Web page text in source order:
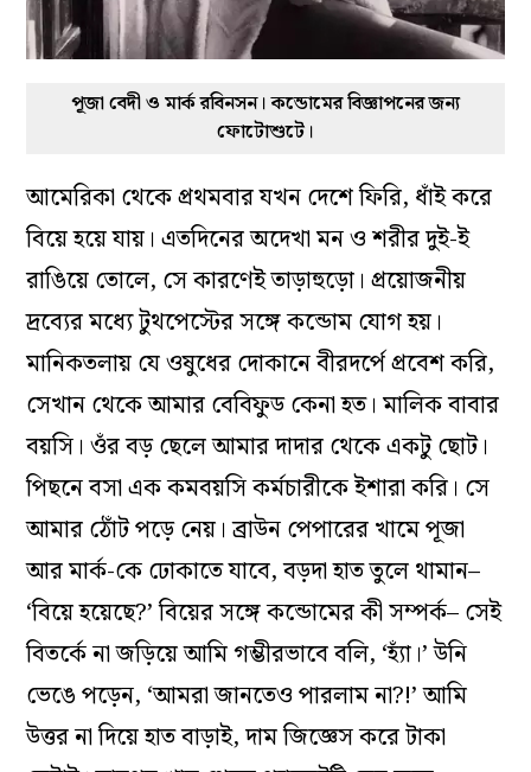
পূজা বেদী ও মার্ক রবিনসন। কন্ডোমের বিজ্ঞাপনের জন্য
ফোটোশুটে।
আমেরিকা থেকে প্রথমবার যখন দেশে ফিরি, ধাঁই করে
বিয়ে হয়ে যায়। এতদিনের অদেখা মন ও শরীর দুই-ই
রাঙিয়ে তোলে, সে কারণেই তাড়াহুড়ো। প্রয়োজনীয়
দ্রব্যের মধ্যে টুথপেস্টের সঙ্গে কন্ডোম যোগ হয়।
মানিকতলায় যে ওষুধের দোকানে বীরদর্পে প্রবেশ করি,
সেখান থেকে আমার বেবিফুড কেনা হত। মালিক বাবার
বয়সি। ওঁর বড় ছেলে আমার দাদার থেকে একটু ছোট।
পিছনে বসা এক কমবয়সি কর্মচারীকে ইশারা করি। সে
আমার ঠোঁট পড়ে নেয়। ব্রাউন পেপারের খামে পূজা
আর মার্ক-কে ঢোকাতে যাবে, বড়দা হাত তুলে থামান–
‘বিয়ে হয়েছে?’ বিয়ের সঙ্গে কন্ডোমের কী সম্পর্ক– সেই
বিতর্কে না জড়িয়ে আমি গম্ভীরভাবে বলি, ‘হ্যাঁ।’ উনি
ভেঙে পড়েন, ‘আমরা জানতেও পারলাম না?!’ আমি
উত্তর না দিয়ে হাত বাড়াই, দাম জিজ্ঞেস করে টাকা